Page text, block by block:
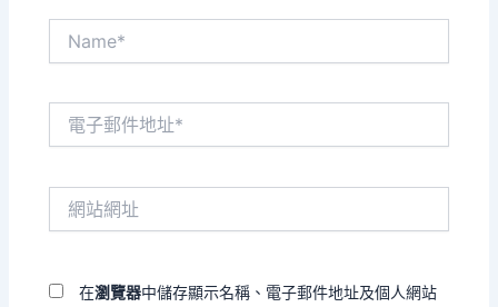
在瀏覽器中儲存顯示名稱、電子郵件地址及個人網站